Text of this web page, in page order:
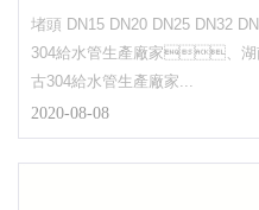
堵頭 DN15 DN20 DN25 DN32
304給水管生產廠家、
古304給水管生產廠家...
2020-08-08